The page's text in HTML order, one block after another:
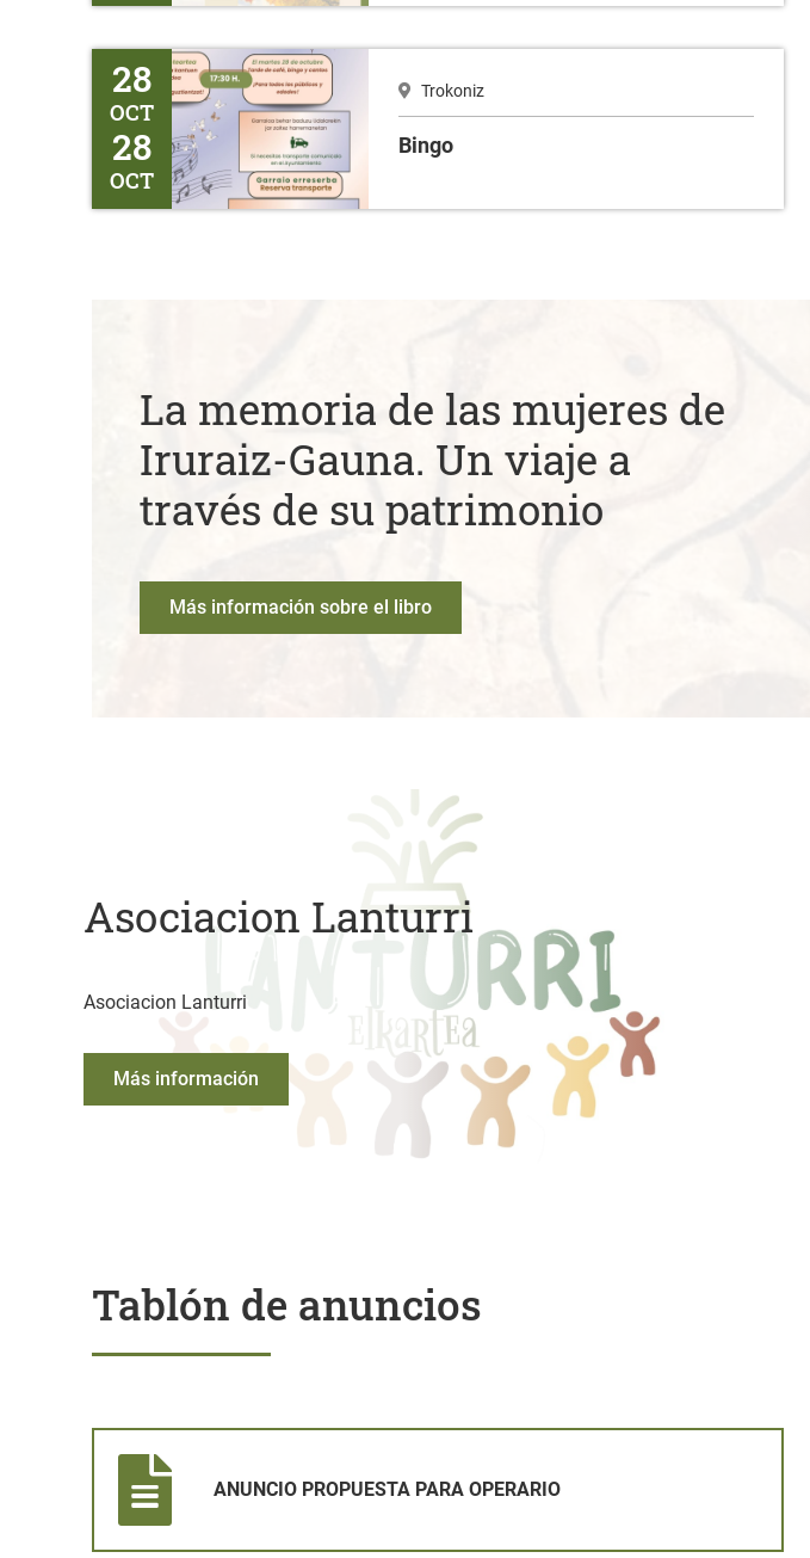
Bingo28
OCT
28
OCT
Trokoniz
Bingo
La memoria de las mujeres de
Iruraiz-Gauna. Un viaje a
través de su patrimonio
Más información sobre el libro
Asociacion Lanturri
Asociacion Lanturri
Más información
Tablón de anuncios
ANUNCIO PROPUESTA PARA OPERARIO